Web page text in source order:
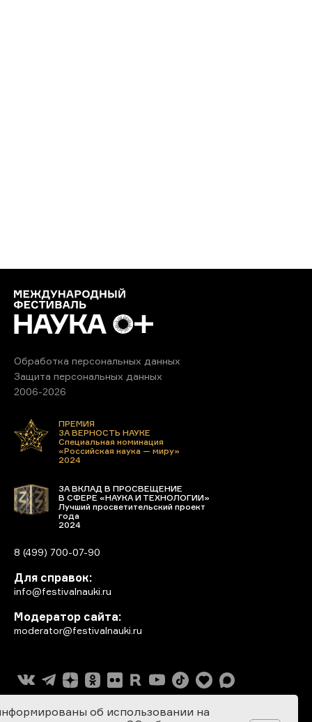
Обработка персональных данных
Защита персональных данных
2006-2026
ПРЕМИЯ
ЗА ВЕРНОСТЬ НАУКЕ
Специальная номинация
«Российская наука — миру»
2024
ЗА ВКЛАД В ПРОСВЕЩЕНИЕ
В СФЕРЕ «НАУКА И ТЕХНОЛОГИИ»
Лучший просветительский проект
года
2024
8 (499) 700-07-90
Для справок:
info@festivalnauki.ru
Модератор сайта:
moderator@festivalnauki.ru
об использовании на